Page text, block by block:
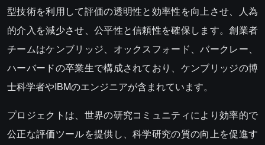
型技術を利用して評価の透明性と効率性を向上させ、人為
的介入を減少させ、公平性と信頼性を確保します。創業者
チームはケンブリッジ、オックスフォード、バークレー、
ハーバードの卒業生で構成されており、ケンブリッジの博
士科学者やIBMのエンジニアが含まれています。
プロジェクトは、世界の研究コミュニティにより効率的で
公正な評価ツールを提供し、科学研究の質の向上を促進す